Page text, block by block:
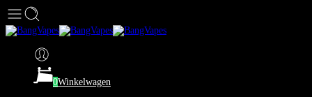
0Winkelwagen